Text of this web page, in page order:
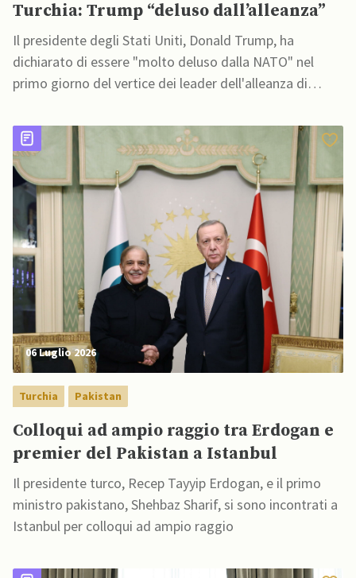
Turchia: Trump “deluso dall’alleanza”
Il presidente degli Stati Uniti, Donald Trump, ha
dichiarato di essere "molto deluso dalla NATO" nel
primo giorno del vertice dei leader dell'alleanza di
06 Luglio 2026
Turchia Pakistan
Colloqui ad ampio raggio tra Erdogan e
premier del Pakistan a Istanbul
Il presidente turco, Recep Tayyip Erdogan, e il primo
ministro pakistano, Shehbaz Sharif, si sono incontrati a
Istanbul per colloqui ad ampio raggio